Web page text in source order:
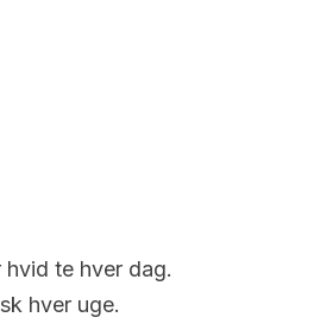
hvid te hver dag.
hver uge.